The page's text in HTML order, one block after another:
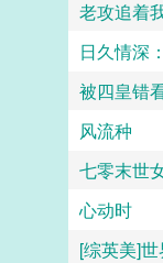
老攻追着
日久情深
被四皇错
风流种
七零末世
心动时
[综英美]